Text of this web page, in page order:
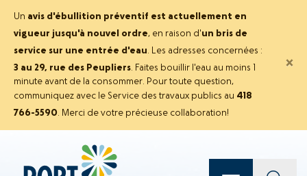
Un avis d'ébullition préventif est actuellement en
vigueur jusqu'à nouvel ordre, en raison d'un bris de
service sur une entrée d'eau. Les adresses concernées :
3 au 29, rue des Peupliers. Faites bouillir l'eau au moins 1
minute avant de la consommer. Pour toute question,
communiquez avec le Service des travaux publics au 418
766-5590. Merci de votre précieuse collaboration!
×